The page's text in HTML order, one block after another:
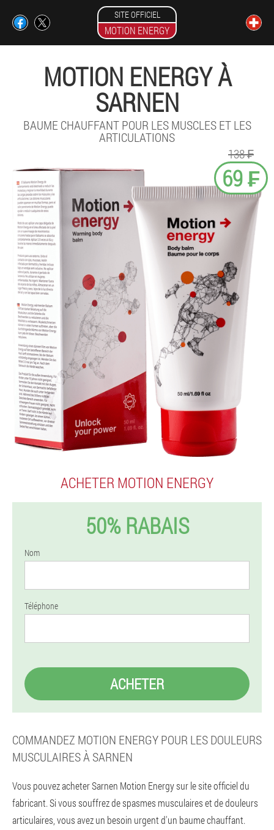
SITE OFFICIEL
MOTION ENERGY
MOTION ENERGY À
SARNEN
BAUME CHAUFFANT POUR LES MUSCLES ET LES
ARTICULATIONS
138 ₣
69 ₣
ACHETER MOTION ENERGY
50% RABAIS
Nom
Téléphone
ACHETER
COMMANDEZ MOTION ENERGY POUR LES DOULEURS
MUSCULAIRES À SARNEN
Vous pouvez acheter Sarnen Motion Energy sur le site officiel du
fabricant. Si vous souffrez de spasmes musculaires et de douleurs
articulaires, vous avez un besoin urgent d'un baume chauffant.